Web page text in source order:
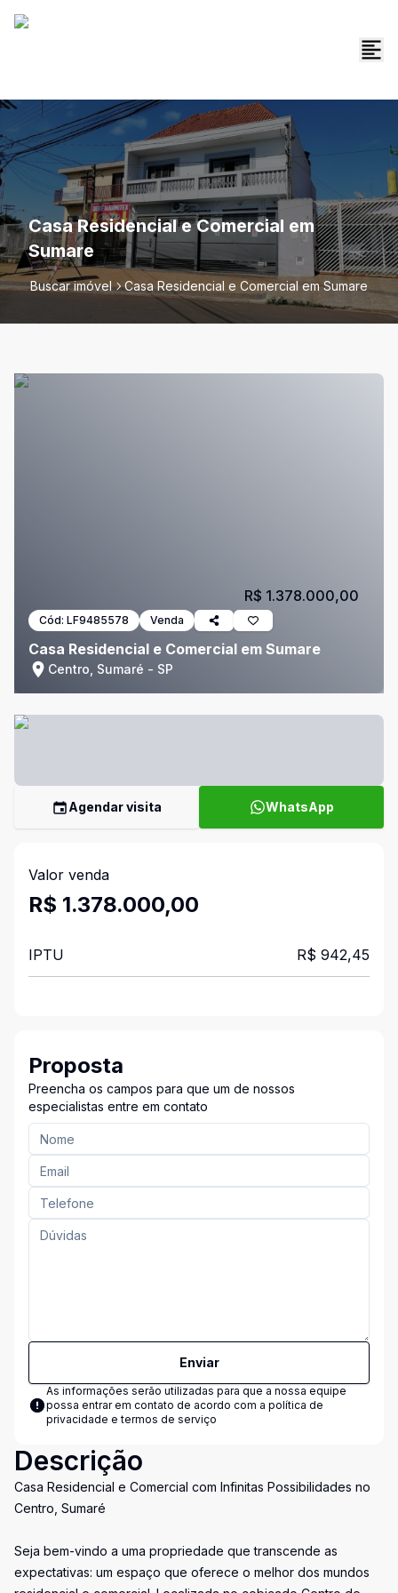
Casa Residencial e Comercial em
Sumare
Buscar imóvel Casa Residencial e Comercial em Sumare
Cód: LF9485578 Venda
Casa Residencial e Comercial em Sumare
Centro, Sumaré - SP
R$ 1.378.000,00
Agendar visita WhatsApp
Valor venda
R$ 1.378.000,00
IPTU R$ 942,45
Proposta
Preencha os campos para que um de nossos
especialistas entre em contato
Enviar
As informações serão utilizadas para que a nossa equipe
possa entrar em contato de acordo com a política de
privacidade e termos de serviço
Descrição
Casa Residencial e Comercial com Infinitas Possibilidades no
Centro, Sumaré
Seja bem-vindo a uma propriedade que transcende as
expectativas: um espaço que oferece o melhor dos mundos